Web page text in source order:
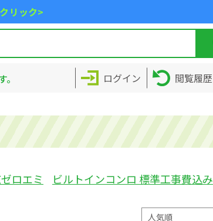
リック>
ログイン 閲覧履歴
ロエミ ビルトインコンロ 標準工事費込み